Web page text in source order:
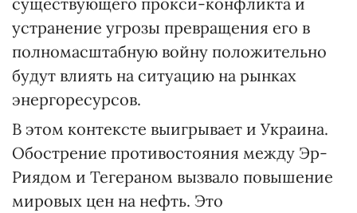
устранение угрозы превращения его в
полномасштабную войну положительно
будут влиять на ситуацию на рынках
энергоресурсов.
В этом контексте выигрывает и Украина.
Обострение противостояния между Эр-
Риядом и Тегераном вызвало повышение
мировых цен на нефть. Это